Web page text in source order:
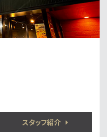
8,980万円
2,480万円
6ＳＬＫ
線 高槻市駅 バス12分 南大樋町下
スタッフ紹介